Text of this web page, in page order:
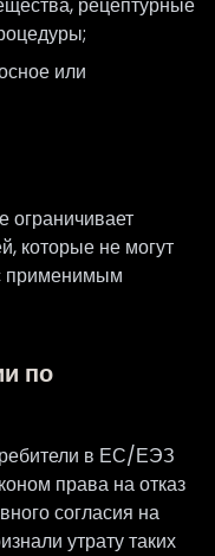
или
ограничивает
которые не могут
применимым
по
в ЕС/ЕЭЗ
права на отказ
согласия на
утрату таких